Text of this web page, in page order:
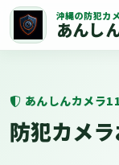
沖縄の防犯カ
あんし
あんしんカメラ
防犯カメ